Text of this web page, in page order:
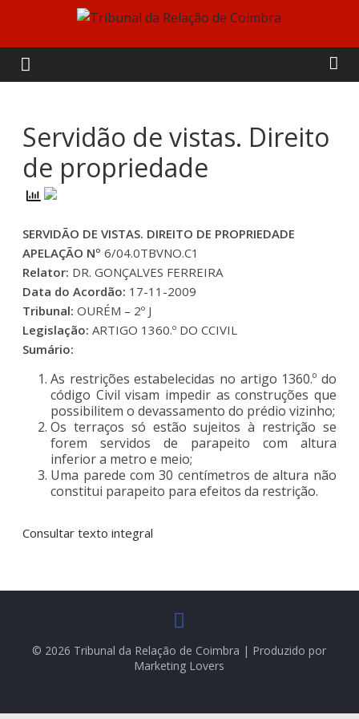
content
Tribunal
da
Relação
de
Coimbra
Servidão de vistas. Direito
de propriedade
SERVIDÃO DE VISTAS. DIREITO DE PROPRIEDADE
APELAÇÃO Nº 6/04.0TBVNO.C1
Relator: DR. GONÇALVES FERREIRA
Data do Acordão: 17-11-2009
Tribunal: OURÉM – 2º J
Legislação: ARTIGO 1360.º DO CCIVIL
Sumário:
As restrições estabelecidas no artigo 1360.º do
código Civil visam impedir as construções que
possibilitem o devassamento do prédio vizinho;
Os terraços só estão sujeitos à restrição se
forem servidos de parapeito com altura
inferior a metro e meio;
Uma parede com 30 centímetros de altura não
constitui parapeito para efeitos da restrição.
Consultar texto integral
© 2026 Tribunal da Relação de Coimbra | Produzido por
Marketing Lovers